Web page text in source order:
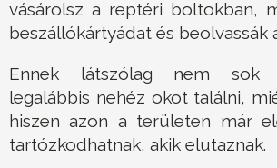
vásárolsz a reptéri boltokban,
beszállókártyádat és beolvassák
Ennek látszólag nem sok
legalábbis nehéz okot találni,
hiszen azon a területen már
tartózkodhatnak, akik elutaznak.